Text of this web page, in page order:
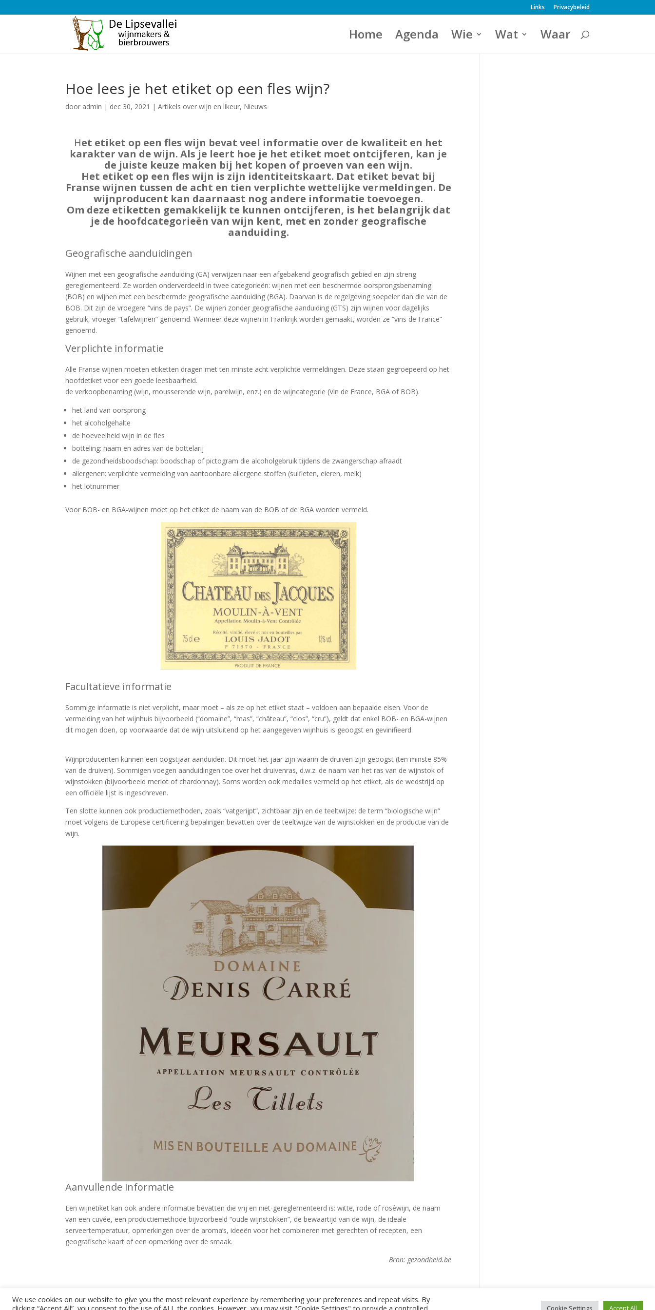
Links Privacybeleid
Home Agenda Wie Wat Waar
Hoe lees je het etiket op een fles wijn?
door admin | dec 30, 2021 |Artikels over wijn en likeur, Nieuws
Het etiket op een fles wijn bevat veel informatie over de kwaliteit en het
karakter van de wijn. Als je leert hoe je het etiket moet ontcijferen, kan je
de juiste keuze maken bij het kopen of proeven van een wijn.
Het etiket op een fles wijn is zijn identiteitskaart. Dat etiket bevat bij
Franse wijnen tussen de acht en tien verplichte wettelijke vermeldingen. De
wijnproducent kan daarnaast nog andere informatie toevoegen.
Om deze etiketten gemakkelijk te kunnen ontcijferen, is het belangrijk dat
je de hoofdcategorieën van wijn kent, met en zonder geografische
aanduiding.
Geografische aanduidingen
Wijnen met een geografische aanduiding (GA) verwijzen naar een afgebakend geografisch gebied en zijn streng
gereglementeerd. Ze worden onderverdeeld in twee categorieën: wijnen met een beschermde oorsprongsbenaming
(BOB) en wijnen met een beschermde geografische aanduiding (BGA). Daarvan is de regelgeving soepeler dan die van de
BOB. Dit zijn de vroegere “vins de pays”. De wijnen zonder geografische aanduiding (GTS) zijn wijnen voor dagelijks
gebruik, vroeger “tafelwijnen” genoemd. Wanneer deze wijnen in Frankrijk worden gemaakt, worden ze “vins de France”
genoemd.
Verplichte informatie
Alle Franse wijnen moeten etiketten dragen met ten minste acht verplichte vermeldingen. Deze staan gegroepeerd op het
hoofdetiket voor een goede leesbaarheid.
de verkoopbenaming (wijn, mousserende wijn, parelwijn, enz.) en de wijncategorie (Vin de France, BGA of BOB).
het land van oorsprong
het alcoholgehalte
de hoeveelheid wijn in de fles
botteling: naam en adres van de bottelarij
de gezondheidsboodschap: boodschap of pictogram die alcoholgebruik tijdens de zwangerschap afraadt
allergenen: verplichte vermelding van aantoonbare allergene stoffen (sulfieten, eieren, melk)
het lotnummer
Voor BOB- en BGA-wijnen moet op het etiket de naam van de BOB of de BGA worden vermeld.
Facultatieve informatie
Sommige informatie is niet verplicht, maar moet – als ze op het etiket staat – voldoen aan bepaalde eisen. Voor de
vermelding van het wijnhuis bijvoorbeeld (“domaine”, “mas”, “château”, “clos”, “cru”), geldt dat enkel BOB- en BGA-wijnen
dit mogen doen, op voorwaarde dat de wijn uitsluitend op het aangegeven wijnhuis is geoogst en gevinifieerd.
Wijnproducenten kunnen een oogstjaar aanduiden. Dit moet het jaar zijn waarin de druiven zijn geoogst (ten minste 85%
van de druiven). Sommigen voegen aanduidingen toe over het druivenras, d.w.z. de naam van het ras van de wijnstok of
wijnstokken (bijvoorbeeld merlot of chardonnay). Soms worden ook medailles vermeld op het etiket, als de wedstrijd op
een officiële lijst is ingeschreven.
Ten slotte kunnen ook productiemethoden, zoals “vatgerijpt”, zichtbaar zijn en de teeltwijze: de term “biologische wijn”
moet volgens de Europese certificering bepalingen bevatten over de teeltwijze van de wijnstokken en de productie van de
wijn.
Aanvullende informatie
Een wijnetiket kan ook andere informatie bevatten die vrij en niet-gereglementeerd is: witte, rode of roséwijn, de naam
van een cuvée, een productiemethode bijvoorbeeld “oude wijnstokken”, de bewaartijd van de wijn, de ideale
serveertemperatuur, opmerkingen over de aroma’s, ideeën voor het combineren met gerechten of recepten, een
geografische kaart of een opmerking over de smaak.
Bron: gezondheid.be
We use cookies on our website to give you the most relevant experience by remembering your preferences and repeat visits. By
clicking “Accept All”, you consent to the use of ALL the cookies. However, you may visit "Cookie Settings" to provide a controlled
Cookie Settings Accept All